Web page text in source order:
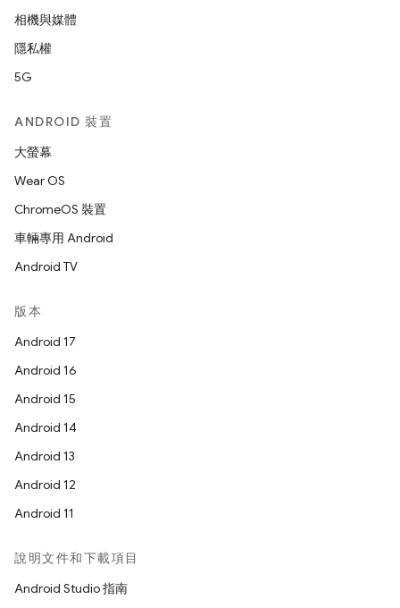
相機與媒體
隱私權
5G
ANDROID 裝置
大螢幕
Wear OS
ChromeOS 裝置
車輛專用 Android
Android TV
版本
Android 17
Android 16
Android 15
Android 14
Android 13
Android 12
Android 11
說明文件和下載項目
Android Studio 指南